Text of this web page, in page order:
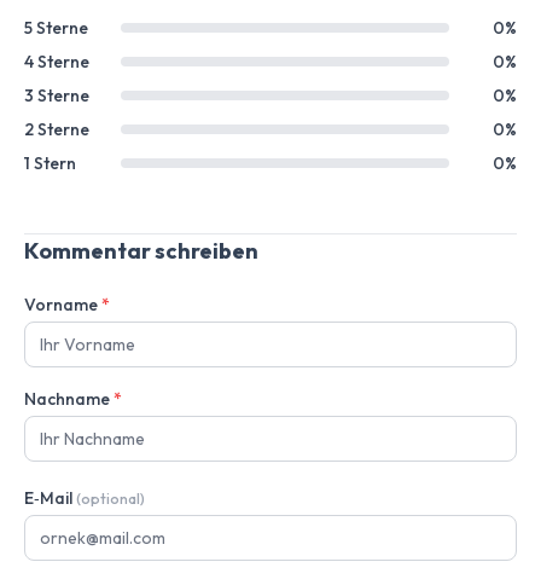
5 Sterne
0%
4 Sterne
0%
3 Sterne
0%
2 Sterne
0%
1 Stern
0%
Kommentar schreiben
Vorname*
Nachname*
E‑Mail (optional)